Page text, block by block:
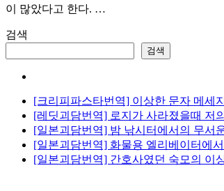
이 많았다고 한다. …
검색
검색
[크리피파스타번역] 이상한 문자 메세지
[레딧괴담번역] 로지가 사라졌을때 저
[일본괴담번역] 밤 낚시터에서의 무서
[일본괴담번역] 화물용 엘리베이터에
[일본괴담번역] 간호사였던 숙모의 이